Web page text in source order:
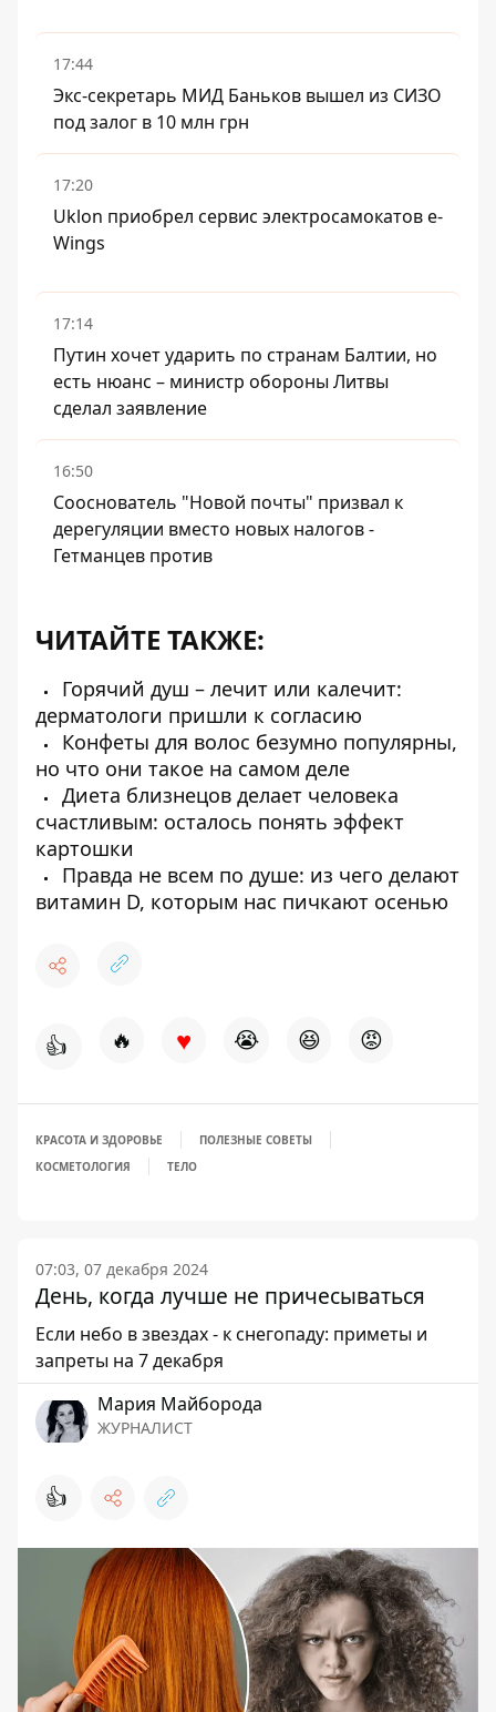
17:44
Экс-секретарь МИД Баньков вышел из СИЗО
под залог в 10 млн грн
17:20
Uklon приобрел сервис электросамокатов e-
Wings
17:14
Путин хочет ударить по странам Балтии, но
есть нюанс – министр обороны Литвы
сделал заявление
16:50
Сооснователь "Новой почты" призвал к
дерегуляции вместо новых налогов -
Гетманцев против
ЧИТАЙТЕ ТАКЖЕ:
Горячий душ – лечит или калечит:
дерматологи пришли к согласию
Конфеты для волос безумно популярны,
но что они такое на самом деле
Диета близнецов делает человека
счастливым: осталось понять эффект
картошки
Правда не всем по душе: из чего делают
витамин D, которым нас пичкают осенью
👍 🔥 ♥ 😭 😆 😡
КРАСОТА И ЗДОРОВЬЕ
ПОЛЕЗНЫЕ СОВЕТЫ
КОСМЕТОЛОГИЯ
ТЕЛО
07:03, 07 декабря 2024
День, когда лучше не причесываться
Если небо в звездах - к снегопаду: приметы и
запреты на 7 декабря
Мария Майборода
ЖУРНАЛИСТ
👍